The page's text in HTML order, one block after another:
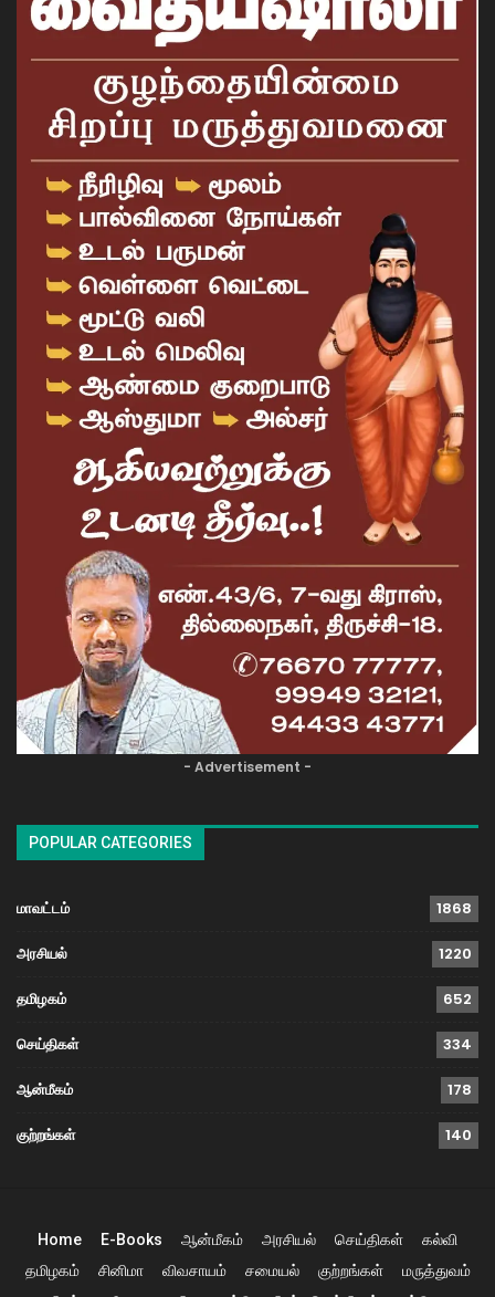
- Advertisement -
POPULAR CATEGORIES
மாவட்டம் 1868
அரசியல் 1220
தமிழகம் 652
செய்திகள் 334
ஆன்மீகம் 178
குற்றங்கள் 140
Home E-Books ஆன்மீகம் அரசியல் செய்திகள்
கல்வி
தமிழகம்
சினிமா விவசாயம் சமையல் குற்றங்கள்
மருத்துவம்